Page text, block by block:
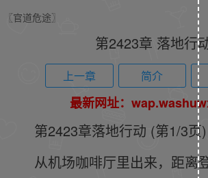
〖官道危途〗
第2423章 落地行
上一章 简介
最新网址：
第2423章落地行动 (第1/3页)
从机场咖啡厅里出来，距离